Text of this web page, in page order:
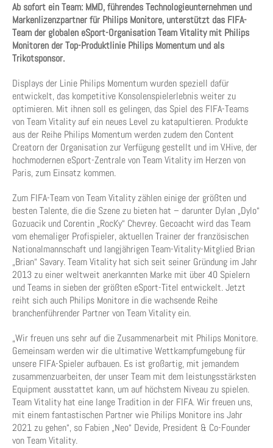
Ab sofort ein Team: MMD, führendes Technologieunternehmen und
Markenlizenzpartner für Philips Monitore, unterstützt das FIFA-
Team der globalen eSport-Organisation Team Vitality mit Philips
Monitoren der Top-Produktlinie Philips Momentum und als
Trikotsponsor.
Displays der Linie Philips Momentum wurden speziell dafür
entwickelt, das kompetitive Konsolenspielerlebnis weiter zu
optimieren. Mit ihnen soll es gelingen, das Spiel des FIFA-Teams
von Team Vitality auf ein neues Level zu katapultieren. Produkte
aus der Reihe Philips Momentum werden zudem den Content
Creatorn der Organisation zur Verfügung gestellt und im V.Hive, der
hochmodernen eSport-Zentrale von Team Vitality im Herzen von
Paris, zum Einsatz kommen.
Zum FIFA-Team von Team Vitality zählen einige der größten und
besten Talente, die die Szene zu bieten hat – darunter Dylan „Dylo“
Gozuacik und Corentin „RocKy“ Chevrey. Gecoacht wird das Team
vom ehemaliger Profispieler, aktuellen Trainer der französischen
Nationalmannschaft und langjährigen Team-Vitality-Mitglied Brian
„Brian“ Savary. Team Vitality hat sich seit seiner Gründung im Jahr
2013 zu einer weltweit anerkannten Marke mit über 40 Spielern
und Teams in sieben der größten eSport-Titel entwickelt. Jetzt
reiht sich auch Philips Monitore in die wachsende Reihe
branchenführender Partner von Team Vitality ein.
„Wir freuen uns sehr auf die Zusammenarbeit mit Philips Monitore.
Gemeinsam werden wir die ultimative Wettkampfumgebung für
unsere FIFA-Spieler aufbauen. Es ist großartig, mit jemandem
zusammenzuarbeiten, der unser Team mit dem leistungsstärksten
Equipment ausstattet kann, um auf höchstem Niveau zu spielen.
Team Vitality hat eine lange Tradition in der FIFA. Wir freuen uns,
mit einem fantastischen Partner wie Philips Monitore ins Jahr
2021 zu gehen“, so Fabien „Neo“ Devide, President & Co-Founder
von Team Vitality.